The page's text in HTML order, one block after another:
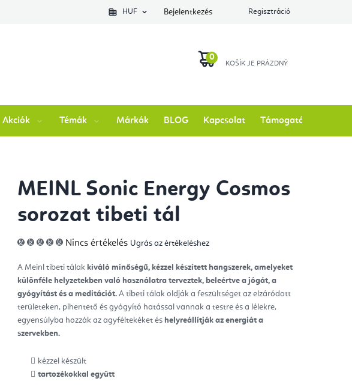
Ellenőrizze a rendelés állapotátHUF Bejelentkezés Regisztráció
Akciók Témák Márkák BLOG Kapcsolat Támogatás
MEINL Sonic Energy Cosmos
sorozat tibeti tál
A
termék
5-
0,0
csillag.
Nincs értékelés Ugrás az értékeléshez
A Meinl tibeti tálak kiváló minőségű, kézzel készített hangszerek, amelyeket
különféle helyzetekben való használatra terveztek, beleértve a jógát, a
gyógyítást és a meditációt. A tibeti tálak oldják a feszültséget az elzáródott
területeken, pihentető és gyógyító hatással vannak a testre és a lélekre,
egyensúlyba hozzák az agyféltekéket és helyreállítják az energiát a
szervekben.
kézzel készült
tartozékokkal együtt